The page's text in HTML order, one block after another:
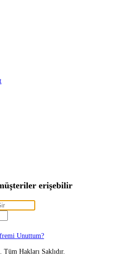
erişebilir
Unuttum?
Hakları Saklıdır.